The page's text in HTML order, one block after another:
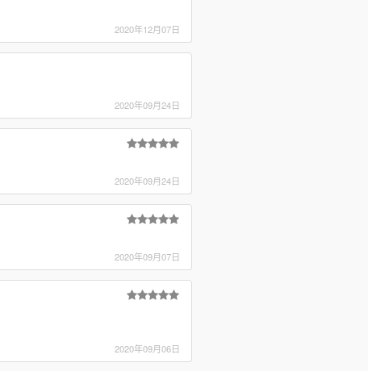
2020年12月07日
2020年09月24日
2020年09月24日
2020年09月07日
2020年09月06日